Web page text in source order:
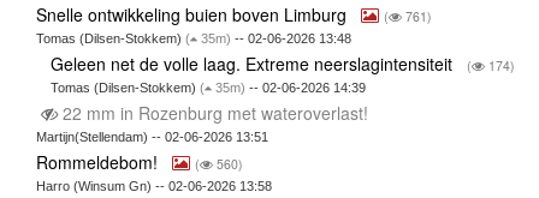
Snelle ontwikkeling buien boven Limburg ( 761)
Tomas (Dilsen-Stokkem) ( 35m) -- 02-06-2026 13:48
Geleen net de volle laag. Extreme neerslagintensiteit ( 174)
Tomas (Dilsen-Stokkem)( 35m) -- 02-06-2026 14:39
22 mm in Rozenburg met wateroverlast!
Martijn(Stellendam) -- 02-06-2026 13:51
Rommeldebom! ( 560)
Harro (Winsum Gn) -- 02-06-2026 13:58